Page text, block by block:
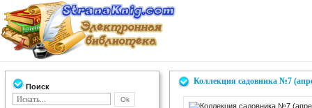
Поиск
Коллекция садовника №7